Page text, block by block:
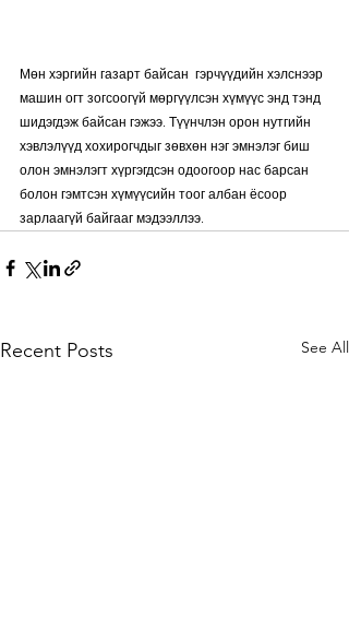
Мөн хэргийн газарт байсан  гэрчүүдийн хэлснээр
машин огт зогсоогүй мөргүүлсэн хүмүүс энд тэнд
шидэгдэж байсан гэжээ. Түүнчлэн орон нутгийн
хэвлэлүүд хохирогчдыг зөвхөн нэг эмнэлэг биш
олон эмнэлэгт хүргэгдсэн одоогоор нас барсан
болон гэмтсэн хүмүүсийн тоог албан ёсоор
зарлаагүй байгааг мэдээллээ.
Recent Posts See All